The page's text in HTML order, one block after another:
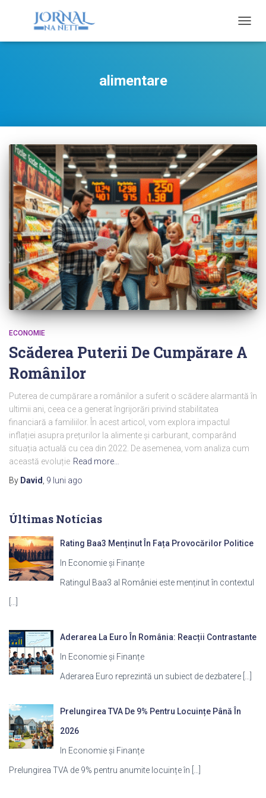
alimentare
ECONOMIE
Scăderea Puterii De Cumpărare A
Românilor
Puterea de cumpărare a românilor a suferit o scădere alarmantă în
ultimii ani, ceea ce a generat îngrijorări privind stabilitatea
financiară a familiilor. În acest articol, vom explora impactul
inflației asupra prețurilor la alimente și carburant, comparând
situația actuală cu cea din 2022. De asemenea, vom analiza cum
această evoluție Read more…
By David 9 luni ago
Últimas Notícias
Rating Baa3 Menținut În Fața Provocărilor Politice
In Economie și Finanțe
Ratingul Baa3 al României este menținut în contextul
Aderarea La Euro În România: Reacții Contrastante
In Economie și Finanțe
Aderarea Euro reprezintă un subiect de dezbatere
Prelungirea TVA De 9% Pentru Locuințe Până În
2026
In Economie și Finanțe
Prelungirea TVA de 9% pentru anumite locuințe în